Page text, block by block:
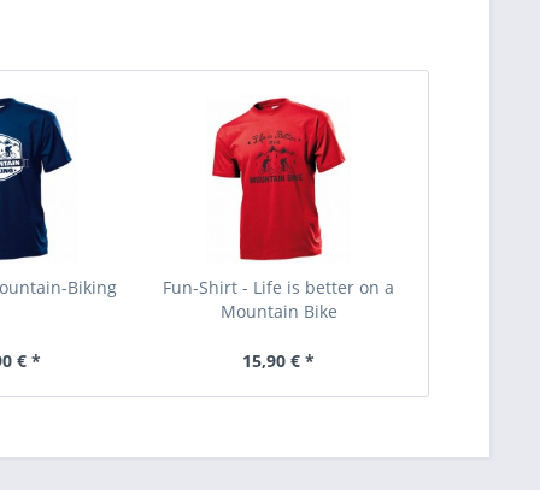
Biking
€ *
Fun-Shirt - Life is better on a
Mountain Bike
15,90 € *